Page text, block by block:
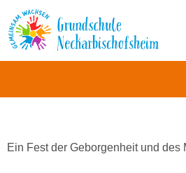
springen
Ein Fest der Geborgenheit und des